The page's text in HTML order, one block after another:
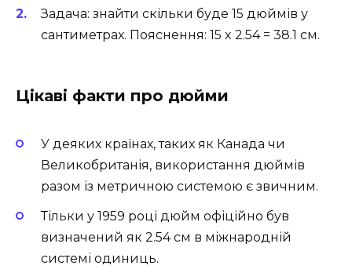
Задача: знайти скільки буде 15 дюймів у
сантиметрах. Пояснення: 15 x 2.54 = 38.1 см.
Цікаві факти про дюйми
У деяких країнах, таких як Канада чи
Великобританія, використання дюймів
разом із метричною системою є звичним.
Тільки у 1959 році дюйм офіційно був
визначений як 2.54 см в міжнародній
системі одиниць.